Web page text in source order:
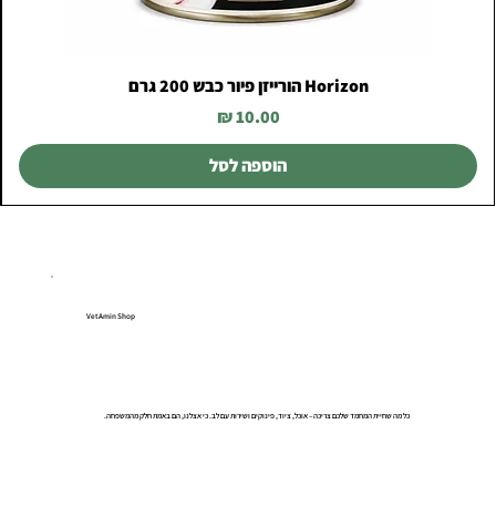
Horizon הורייזן פיור כבש 200 גרם
מחיר
הוספה לסל
VetAmin Shop
כל מה שחיית המחמד שלכם צריכה – אוכל, ציוד, פינוקים ושירות עם לב. כי אצלנו, הם באמת חלק מהמשפחה.